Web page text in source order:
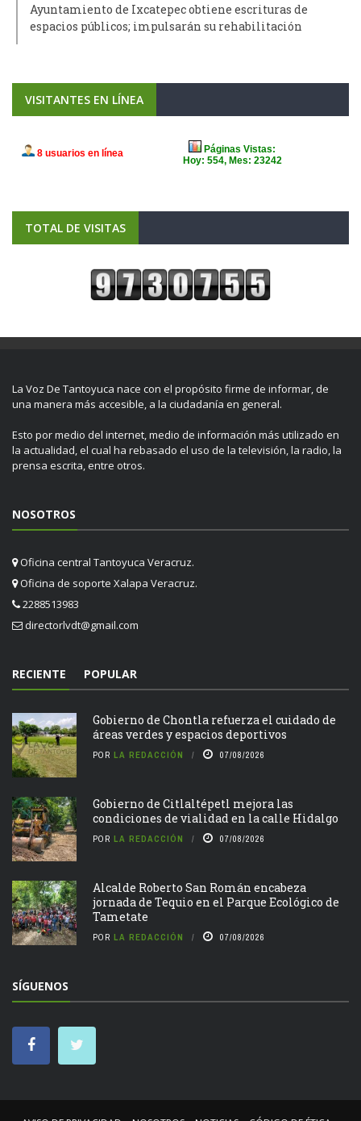
Ayuntamiento de Ixcatepec obtiene escrituras de
espacios públicos; impulsarán su rehabilitación
VISITANTES EN LÍNEA
TOTAL DE VISITAS
La Voz De Tantoyuca nace con el propósito firme de informar, de
una manera más accesible, a la ciudadanía en general.
Esto por medio del internet, medio de información más utilizado en
la actualidad, el cual ha rebasado el uso de la televisión, la radio, la
prensa escrita, entre otros.
NOSOTROS
Oficina central Tantoyuca Veracruz.
Oficina de soporte Xalapa Veracruz.
2288513983
directorlvdt@gmail.com
RECIENTE POPULAR
Gobierno de Chontla refuerza el cuidado de
áreas verdes y espacios deportivos
POR LA REDACCIÓN 07/08/2026
Gobierno de Citlaltépetl mejora las
condiciones de vialidad en la calle Hidalgo
POR LA REDACCIÓN 07/08/2026
Alcalde Roberto San Román encabeza
jornada de Tequio en el Parque Ecológico de
Tametate
POR LA REDACCIÓN 07/08/2026
SÍGUENOS